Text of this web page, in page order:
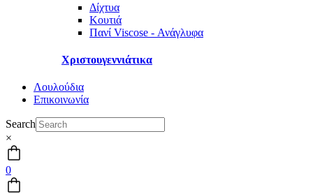
Δίχτυα
Κουτιά
Πανί Viscose - Ανάγλυφα
Χριστουγεννιάτικα
Λουλούδια
Επικοινωνία
Search
×
0